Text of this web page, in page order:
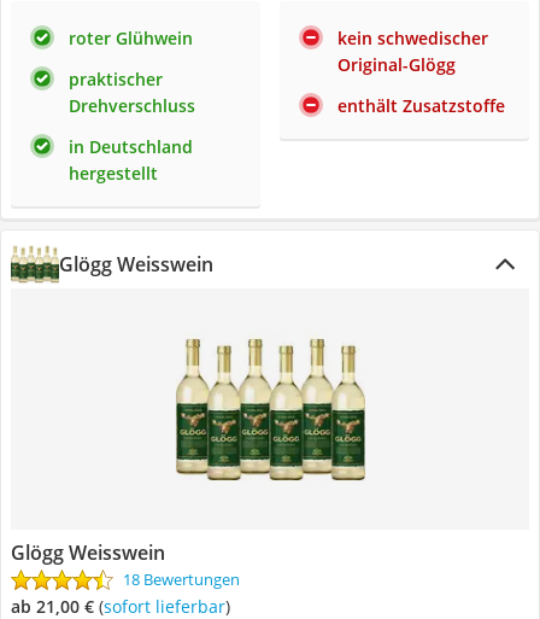
roter Glühwein
praktischer
Drehverschluss
in Deutschland
hergestellt
kein schwedischer
Original-Glögg
enthält Zusatzstoffe
Glögg Weisswein
Glögg Weisswein
18 Bewertungen
ab 21,00 € ( Sofort lieferbar)